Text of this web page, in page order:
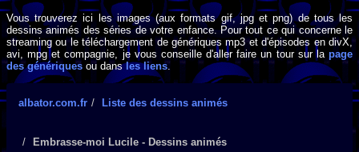
Vous trouverez ici les images (aux formats gif, jpg et png) de tous les
dessins animés des séries de votre enfance. Pour tout ce qui concerne le
streaming ou le téléchargement de génériques mp3 et d'épisodes en divX,
avi, mpg et compagnie, je vous conseille d'aller faire un tour sur la page
des génériques ou dansles liens.
albator.com.fr Liste des dessins animés
Embrasse-moi Lucile - Dessins animés